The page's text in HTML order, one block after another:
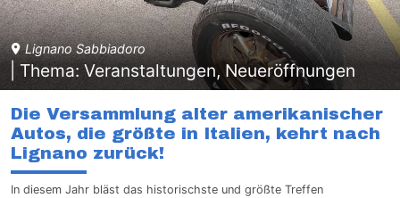
Lignano Sabbiadoro
| Thema: Veranstaltungen, Neueröffnungen
Die Versammlung alter amerikanischer
Autos, die größte in Italien, kehrt nach
Lignano zurück!
In diesem Jahr bläst das historischste und größte Treffen